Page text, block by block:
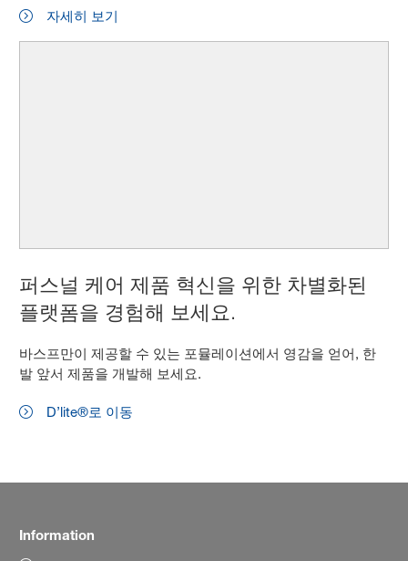
자세히 보기
퍼스널 케어 제품 혁신을 위한 차별화된
플랫폼을 경험해 보세요.
바스프만이 제공할 수 있는 포뮬레이션에서 영감을 얻어, 한
발 앞서 제품을 개발해 보세요.
D’lite®로 이동
Information